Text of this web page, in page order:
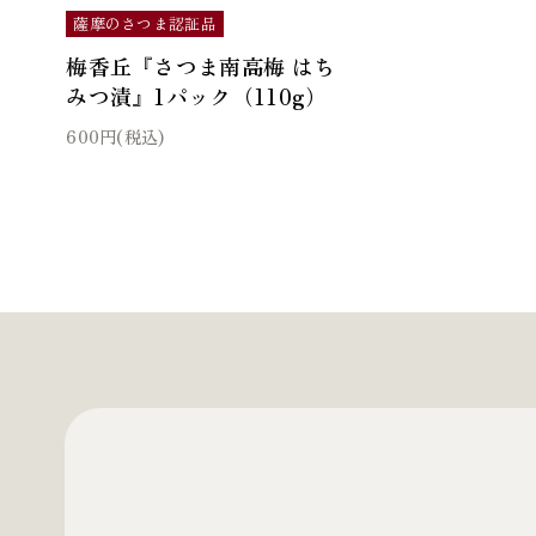
薩摩のさつま認証品
梅香丘『さつま南高梅 はち
みつ漬』1パック（110g）
600円(税込)